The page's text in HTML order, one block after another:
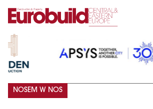
NOSEM W NOS